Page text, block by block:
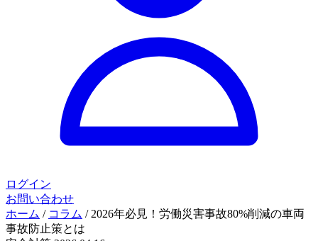
ログイン
お問い合わせ
ホーム / コラム / 2026年必見！労働災害事故80%削減の車両
事故防止策とは